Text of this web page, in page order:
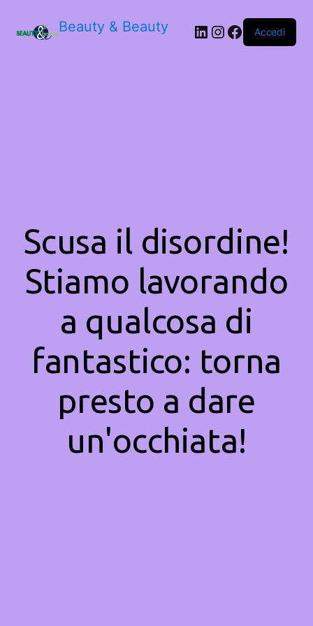
Beauty & Beauty LinkedIn
Instagram
Facebook
Accedi
Scusa il disordine!
Stiamo lavorando
a qualcosa di
fantastico: torna
presto a dare
un'occhiata!